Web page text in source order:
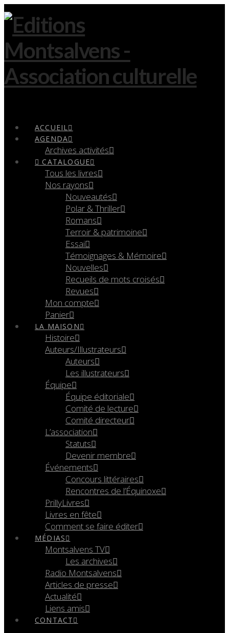
ACCUEIL
AGENDA
Archives activités
CATALOGUE
Tous les livres
Nos rayons
Nouveautés
Polar & Thriller
Romans
Terroir & patrimoine
Essai
Témoignages & Mémoire
Nouvelles
Recueils de mots croisés
Revues
Mon compte
Panier
LA MAISON
Histoire
Auteurs/Illustrateurs
Auteurs
Les illustrateurs
Équipe
Équipe éditoriale
Comité de lecture
Comité directeur
L’association
Statuts
Devenir membre
Événements
Concours littéraires
Rencontres de l’Équinoxe
PrillyLivres
Livres en fête
Comment se faire éditer
MÉDIAS
Montsalvens TV
Les archives
Radio Montsalvens
Articles de presse
Actualité
Liens amis
CONTACT